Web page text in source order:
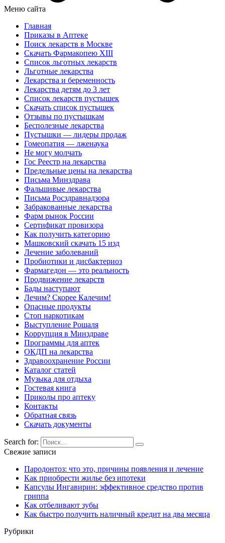
Меню сайта
Главная
Приказы в Аптеке
Поиск лекарств в Москве
Скачать Фармакопею XIII
Список льготных лекарств
Льготные лекарства
Лекарства и беременность
Лекарства детям до 3 лет
Список лекарств пустышек
Скачать список пустышек
Отзывы по пустышкам
Бесполезные лекарства
Пустышки — лидеры продаж
Гомеопатия — лженаука
Не могу молчать
Гос Реестр на лекарства
Предельные цены на лекарства
Письма Минздрава
Фальшивые лекарства
Письма Росздравнадзора
Забракованные лекарства
Фарм рынок России
Сертификат провизора
Как получить категорию
Машковский скачать 15 изд
Лечение заболеваний
Пробиотики и дисбактериоз
Фармагедон — это реальность
Продвижение лекарств
Бады наступают
Лечим? Скорее Калечим!
Опасные продукты
Стоп наркотикам
Выступление Рошаля
Коррупция в Минздраве
Программы для аптек
ОКДП на лекарства
Здравоохранение России
Каталог статей
Музыка для отдыха
Гостевая книга
Приколы про аптеку
Контакты
Обратная связь
Скачать документы
Search for:
Свежие записи
Пародонтоз: что это, причины появления и лечение
Как приобрести жилье без ипотеки
Капсулы Ингавирин: эффективное средство против
гриппа
Как отбеливают зубы
Как быстро получить наличный кредит на два месяца
Рубрики